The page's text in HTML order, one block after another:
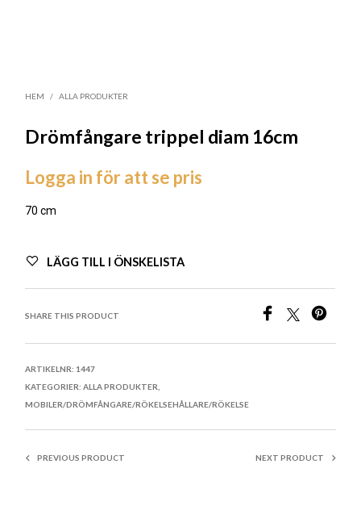
HEM / ALLA PRODUKTER
Drömfångare trippel diam 16cm
Logga in för att se pris
70 cm
LÄGG TILL I ÖNSKELISTA
SHARE THIS PRODUCT
ARTIKELNR: 1447
KATEGORIER:ALLA PRODUKTER
MOBILER/DRÖMFÅNGARE/RÖKELSEHÅLLARE/RÖKELSE
PREVIOUS PRODUCT NEXT PRODUCT